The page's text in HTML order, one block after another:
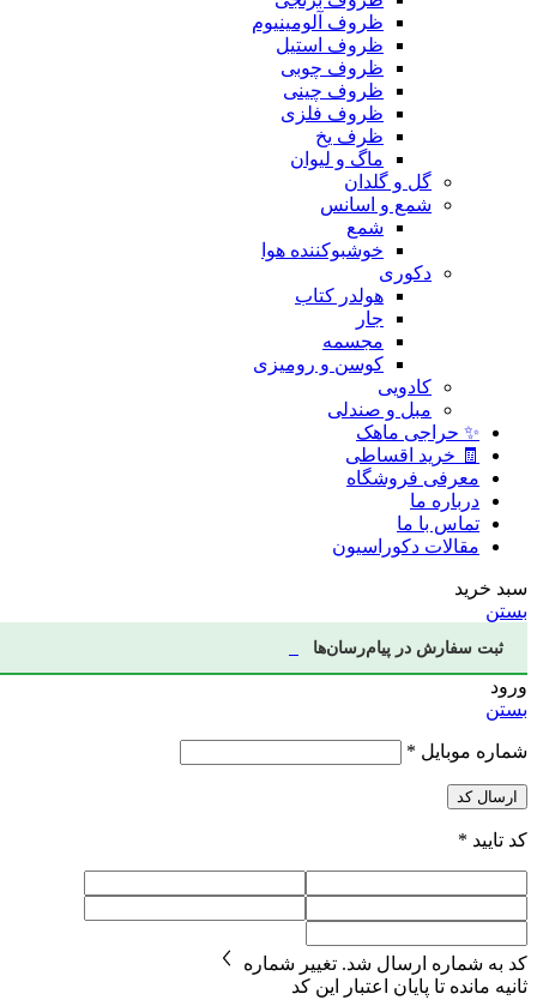
ظروف آلومینیوم
ظروف استیل
ظروف چوبی
ظروف چینی
ظروف فلزی
ظرف یخ
ماگ و لیوان
گل و گلدان
شمع و اسانس
شمع
خوشبوکننده هوا
دکوری
هولدر کتاب
جار
مجسمه
کوسن و رومیزی
کادویی
مبل و صندلی
✨ حراجی ماهک
🧾 خرید اقساطی
معرفی فروشگاه
درباره ما
تماس با ما
مقالات دکوراسیون
سبد خرید
بستن
ثبت سفارش در پیام‌رسان‌ها
ورود
بستن
شماره موبایل *
ارسال کد
کد تایید *
کد به شماره ارسال شد. تغییر شماره
ثانیه مانده تا پایان اعتبار این کد